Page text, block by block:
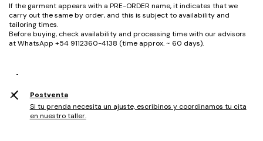
If the garment appears with a PRE-ORDER name, it indicates that we
carry out the same by order, and this is subject to availability and
tailoring times.
Before buying, check availability and processing time with our advisors
at WhatsApp +54 9112360-4138 (time approx. ~ 60 days).
Postventa
Si tu prenda necesita un ajuste, escribinos y coordinamos tu cita
en nuestro taller.